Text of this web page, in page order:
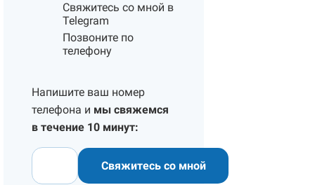
Свяжитесь со мной в
Telegram
Позвоните по
телефону
Напишите ваш номер
телефона и мы свяжемся
в течение 10 минут:
Свяжитесь со мной